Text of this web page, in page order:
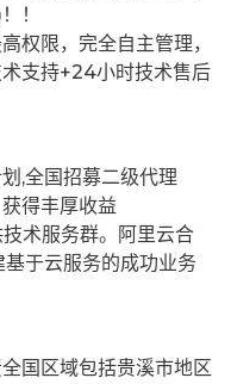
！
权限，完全自主管理，
支持+24小时技术售后
,全国招募二级代理
得丰厚收益
术服务群。阿里云合
于云服务的成功业务
国区域包括贵溪市地区